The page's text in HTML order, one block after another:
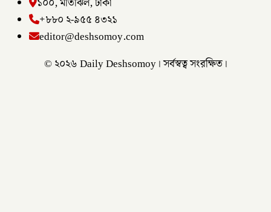
+৮৮০ ২-৯৫৫ ৪৩২১
editor@deshsomoy.com
© ২০২৬ Daily Deshsomoy। সর্বস্বত্ব সংরক্ষিত।